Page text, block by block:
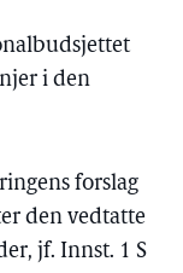
i den
forslag
den vedtatte
jf. Innst. 1 S